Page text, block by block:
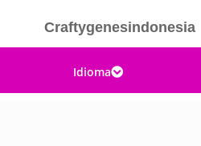
Craftygenesindonesia
Idioma